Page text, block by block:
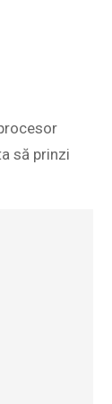
să prinzi